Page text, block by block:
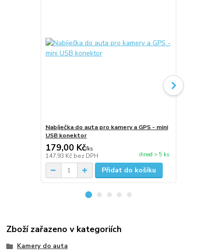
Nabíječka do auta pro kamery a GPS - mini
USB konektor
179,00 Kč/ks
147,93 Kč bez DPH ihned > 5 ks
Přidat do košíku
Zboží zařazeno v kategoriích
Kamery do auta